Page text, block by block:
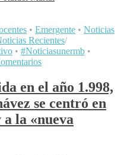
• Emergente • Noticias
Recientes/
• #Noticiasunermb •
en el año 1.998,
se centró en
la «nueva